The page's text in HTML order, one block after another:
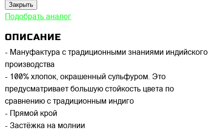
Закрыть
Подобрать аналог
ОПИСАНИЕ
- Мануфактура с традиционными знаниями индийского
производства
- 100% хлопок, окрашенный сульфуром. Это
предусматривает большую стойкость цвета по
сравнению с традиционным индиго
- Прямой крой
- Застёжка на молнии